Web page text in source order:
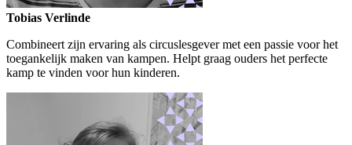
Tobias Verlinde
Combineert zijn ervaring als circuslesgever met een passie voor het
toegankelijk maken van kampen. Helpt graag ouders het perfecte
kamp te vinden voor hun kinderen.